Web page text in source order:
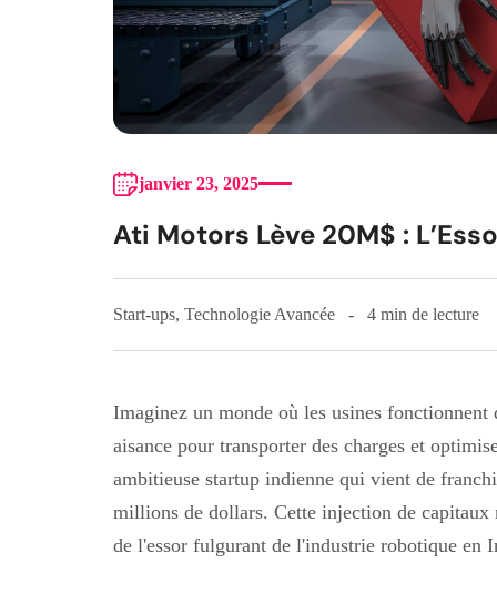
janvier 23, 2025
Ati Motors Lève 20M$ :
Start-ups, Technologie Avancée 4 min de lecture
Imaginez un monde où les usines fonctionnent
aisance pour transporter des charges et
ambitieuse startup indienne qui vient de
millions de dollars. Cette injection de capitaux
de l'essor fulgurant de l'industrie robotique en